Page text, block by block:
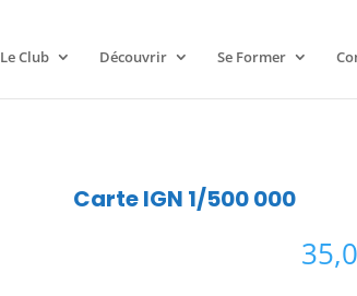
Le Club Découvrir Se Former
Carte IGN 1/500 000